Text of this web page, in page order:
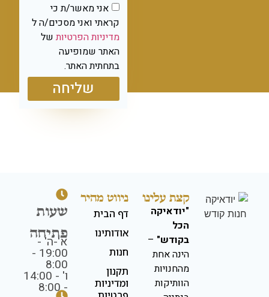
אני מאשר/ת כי
קראתי ואני מסכים/ה ל
מדיניות הפרטיותשל
האתר שמופיעה
בתחתית האתר.
שליחה
קצת עלינו
"יודאיקה
בקודש"–
הינה אחת
מהחנויות
הוותיקות
ניווט מהיר
דף הבית
אודותינו
חנות
תקנון
ומדיניות
שעות
פתיחה
א'-ה' -
19:00 -
ו' - 14:00
- 8:00